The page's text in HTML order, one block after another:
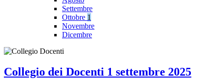
Settembre
Ottobre 1
Novembre
Dicembre
Collegio dei Docenti 1 settembre 2025